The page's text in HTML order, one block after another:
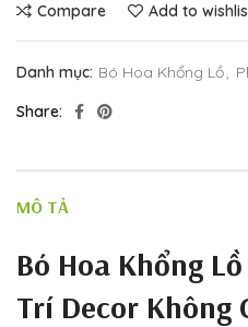
Compare Add to
Danh mục: Bó Hoa Khổng Lồ,
Share
MÔ TẢ
Bó Hoa Khổng
Trí Decor Không